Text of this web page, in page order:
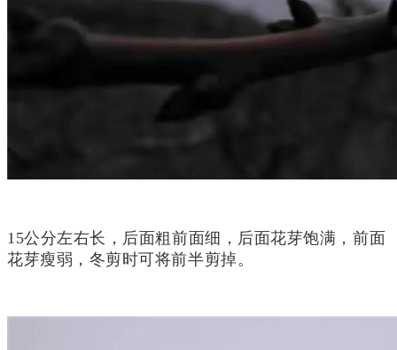
15公分左右长，后面粗前面细，后面花芽饱满，前面
花芽瘦弱，冬剪时可将前半剪掉。